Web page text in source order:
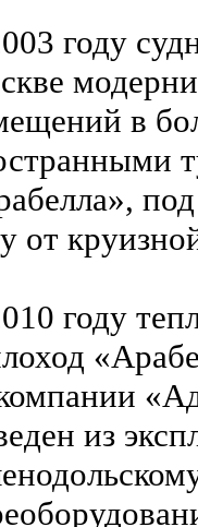
году
в
от
году
из